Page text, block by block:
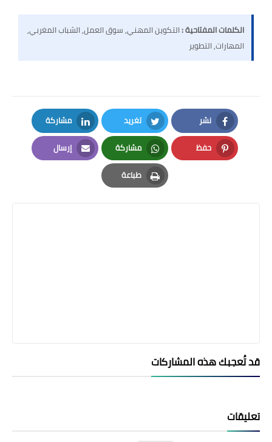
الكلمات المفتاحية :التكوين المهني, سوق العمل, الشباب المغربي,
المهارات, التطوير
نشر
Facebook
تغريد
Twitter
مشاركة
LinkedIn
حفظ
Pinterest
مشاركة
Whatsapp
إرسال
Email
طباعة
Print
قد تُعجبك هذه المشاركات
تعليقات